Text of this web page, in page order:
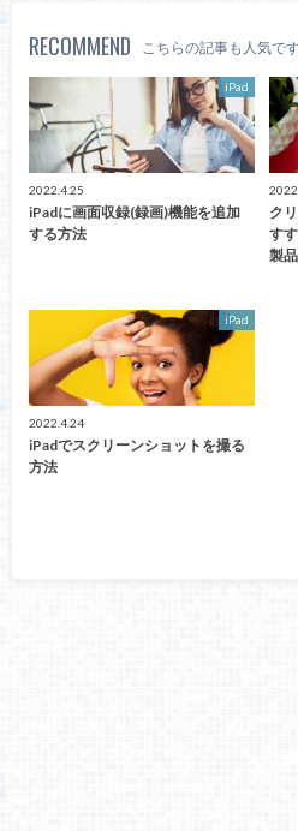
RECOMMEND こちらの記事も人気です
iPad
2022.4.25
iPadに画面収録(録画)機能を追加
する方法
ク
す
製
iPad
2022.4.24
iPadでスクリーンショットを撮る
方法